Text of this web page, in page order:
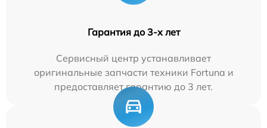
Гарантия до 3-х лет
Сервисный центр устанавливает
оригинальные запчасти техники Fortuna и
предоставляет гарантию до 3 лет.